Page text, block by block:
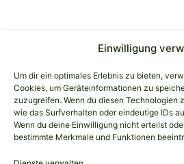
Einwilligung
Um dir ein optimales Erlebnis zu bieten,
Cookies, um Geräteinformationen zu
zuzugreifen. Wenn du diesen Technologien
wie das Surfverhalten oder eindeutige IDs
Wenn du deine Einwilligung nicht erteilst
bestimmte Merkmale und Funktionen